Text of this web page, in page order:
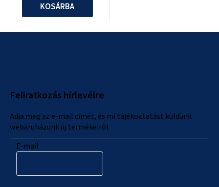
KOSÁRBA
Feliratkozás hírlevélre
Adja meg az e-mail címét, és mi tájékoztatást küldünk
webáruházunk új termékeiről.
E-mail